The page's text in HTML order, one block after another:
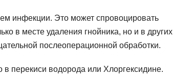
инфекции. Это может спровоцировать
в месте удаления гнойника, но и в других
послеоперационной обработки.
перекиси водорода или Хлоргексидине.